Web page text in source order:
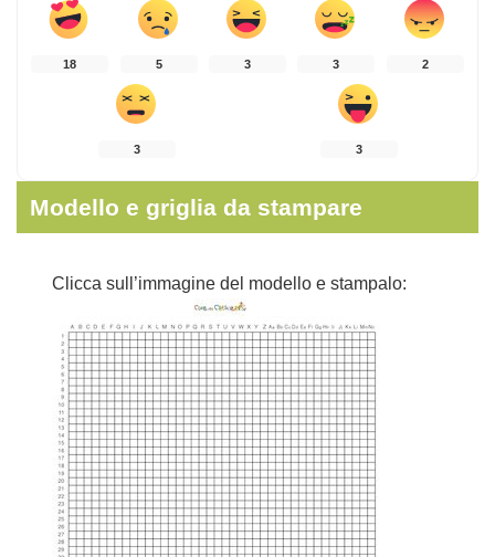
18 5 3 3 2
3 3
Modello e griglia da stampare
Clicca sull’immagine del modello e stampalo: